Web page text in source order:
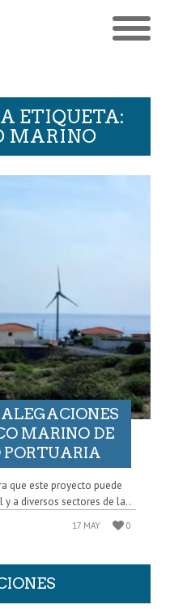
ETIQUETA:
MARINO
MARINO DE
que este proyecto puede
a diversos sectores de la..
17 MAY 0